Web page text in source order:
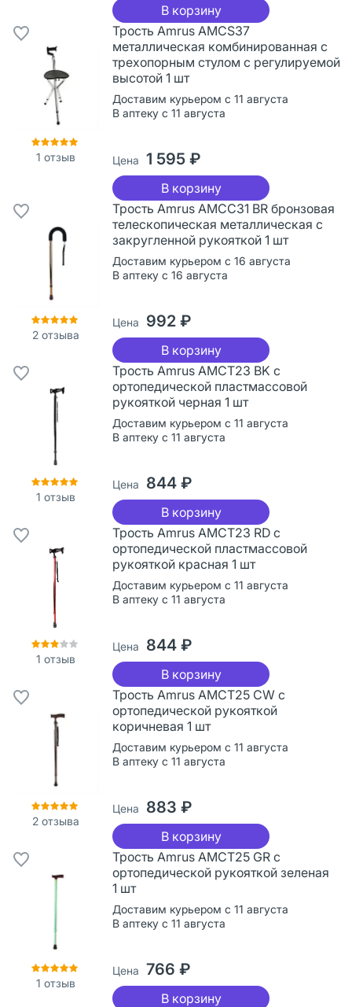
В корзину
1 отзыв
Трость Amrus AMCS37
металлическая комбинированная с
трехопорным стулом с регулируемой
высотой 1 шт
Доставим курьером с 11 августа
В аптеку с 11 августа
Цена 1 595 ₽
В корзину
2 отзыва
Трость Amrus AMCС31 BR бронзовая
телескопическая металлическая с
закругленной рукояткой 1 шт
Доставим курьером с 16 августа
В аптеку с 16 августа
Цена 992 ₽
В корзину
1 отзыв
Трость Amrus AMCT23 BK с
ортопедической пластмассовой
рукояткой черная 1 шт
Доставим курьером с 11 августа
В аптеку с 11 августа
Цена 844 ₽
В корзину
1 отзыв
Трость Amrus AMCT23 RD с
ортопедической пластмассовой
рукояткой красная 1 шт
Доставим курьером с 11 августа
В аптеку с 11 августа
Цена 844 ₽
В корзину
2 отзыва
Трость Amrus AMCT25 CW с
ортопедической рукояткой
коричневая 1 шт
Доставим курьером с 11 августа
В аптеку с 11 августа
Цена 883 ₽
В корзину
1 отзыв
Трость Amrus AMCT25 GR с
ортопедической рукояткой зеленая
1 шт
Доставим курьером с 11 августа
В аптеку с 11 августа
Цена 766 ₽
В корзину